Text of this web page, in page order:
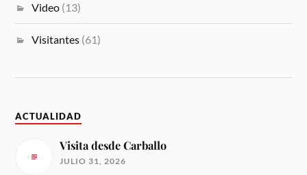
Video (13)
Visitantes (61)
ACTUALIDAD
Visita desde Carballo
JULIO 31, 2026